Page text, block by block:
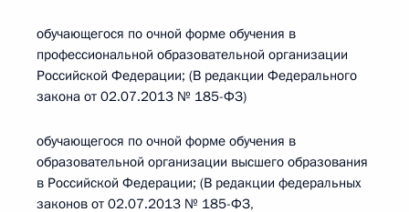
обучающегося по очной форме обучения в
профессиональной образовательной организации
Российской Федерации; (В редакции Федерального
закона от 02.07.2013 № 185-ФЗ)
обучающегося по очной форме обучения в
образовательной организации высшего образования
в Российской Федерации; (В редакции федеральных
законов от 02.07.2013 № 185-ФЗ,